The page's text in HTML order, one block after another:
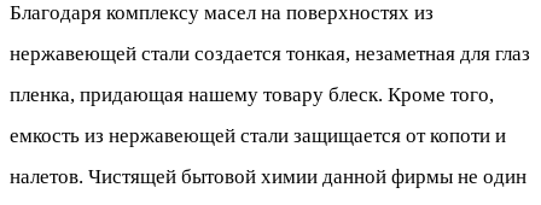
Благодаря комплексу масел на поверхностях из
нержавеющей стали создается тонкая, незаметная для глаз
пленка, придающая нашему товару блеск. Кроме того,
емкость из нержавеющей стали защищается от копоти и
налетов. Чистящей бытовой химии данной фирмы не один